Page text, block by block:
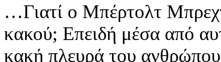
…Γιατί ο Μπέρτολτ
κακού; Επειδή μέσα από
κακή πλευρά του